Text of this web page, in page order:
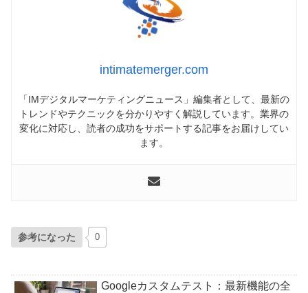
intimatemerger.com
「IMデジタルマーケティングニュース」編集者として、最新の
トレンドやテクニックを分かりやすく解説しています。業界の
変化に対応し、読者の成功をサポートする記事をお届けしてい
ます。
参考になった 0
Googleカスタムテスト：最新機能の全